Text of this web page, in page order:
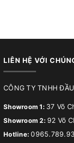
LIÊN HỆ VỚI
CÔNG TY TNHH
Showroom 1: 37 Võ
Showroom 2: 92 Võ
Hotline: